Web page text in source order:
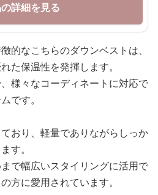
詳細を見る
的なこちらのダウンベストは、
た保温性を発揮します。
様々なコーディネートに対応で
です。
おり、軽量でありながらしっか
す。
で幅広いスタイリングに活用で
方に愛用されています。